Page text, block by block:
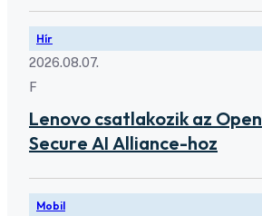
Hír
2026.08.07.
F
Lenovo csatlakozik az Open
Secure AI Alliance-hoz
Mobil